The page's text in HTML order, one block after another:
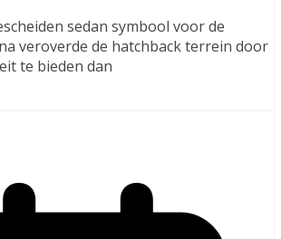
sedan symbool voor de
veroverde de hatchback terrein door
te bieden dan